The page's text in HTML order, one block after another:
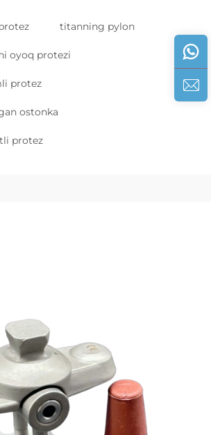
titanning pylon
oyoq protezi
protez
ostonka
protez